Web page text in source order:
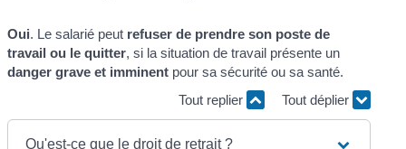
Oui. Le salarié peut refuser de prendre son poste de
travail ou le quitter, si la situation de travail présente un
danger grave et imminent pour sa sécurité ou sa santé.
Tout replier
Tout déplier
Qu'est-ce que le droit de retrait ?